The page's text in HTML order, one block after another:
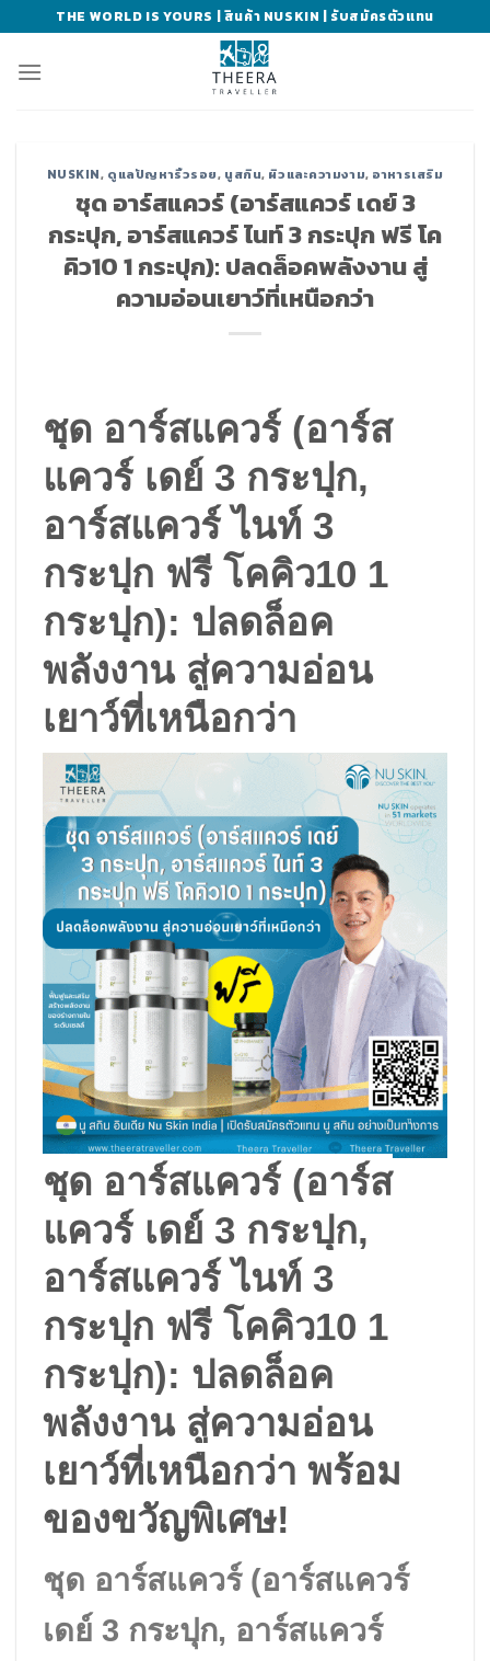
to
content
THE WORLD IS YOURS | สินค้า NUSKIN | รับสมัครตัวแทน
NUSKIN, ดูแลปัญหาริ้วรอย, นูสกิน, ผิวและความงาม, อาหารเสริม
ชุด อาร์สแควร์ (อาร์สแควร์ เดย์ 3
กระปุก, อาร์สแควร์ ไนท์ 3 กระปุก ฟรี โค
คิว10 1 กระปุก): ปลดล็อคพลังงาน สู่
ความอ่อนเยาว์ที่เหนือกว่า
ชุด อาร์สแควร์ (อาร์ส
แควร์ เดย์ 3 กระปุก,
อาร์สแควร์ ไนท์ 3
กระปุก ฟรี โคคิว10 1
กระปุก): ปลดล็อค
พลังงาน สู่ความอ่อน
เยาว์ที่เหนือกว่า
ชุด อาร์สแควร์ (อาร์ส
แควร์ เดย์ 3 กระปุก,
อาร์สแควร์ ไนท์ 3
กระปุก ฟรี โคคิว10 1
กระปุก): ปลดล็อค
พลังงาน สู่ความอ่อน
เยาว์ที่เหนือกว่า พร้อม
ของขวัญพิเศษ!
ชุด อาร์สแควร์ (อาร์สแควร์
เดย์ 3 กระปุก, อาร์สแควร์